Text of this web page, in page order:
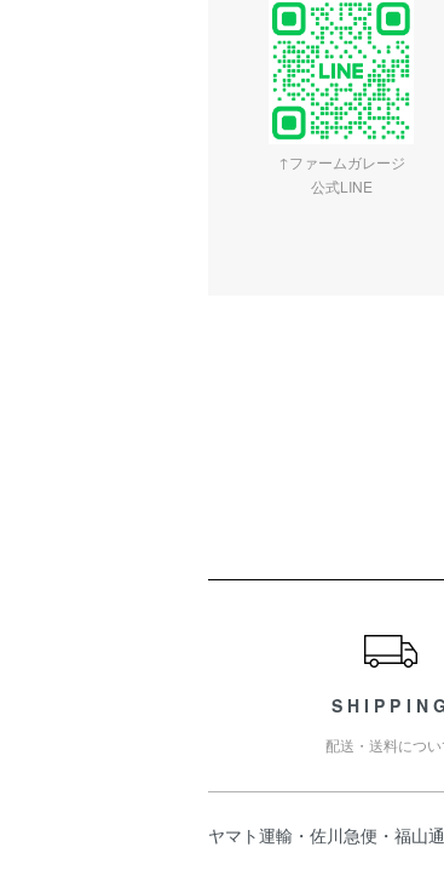
↑ファームガレージ
公式LINE
SHIPPING
配送・送料につい
ヤマト運輸・佐川急便・福山